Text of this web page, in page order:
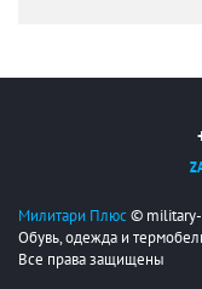
Милитари Плюс© military-
Обувь, одежда и
Все права защищены